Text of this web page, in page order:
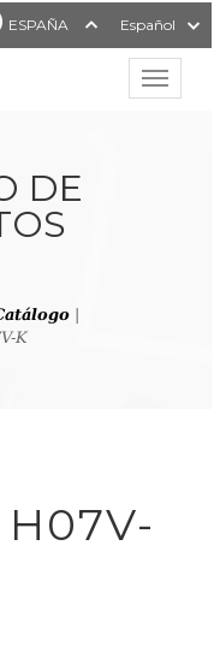
ESPAÑA Español
DE
|
K
H07V-